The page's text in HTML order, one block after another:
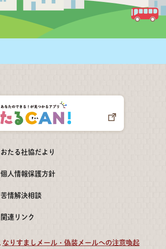
おたる社協だより
個人情報保護方針
苦情解決相談
関連リンク
なりすましメール・偽装メールへの注意喚起